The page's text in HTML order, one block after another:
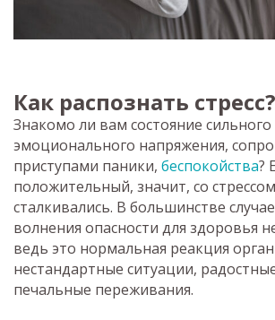
Как распознать стресс?
Знакомо ли вам состояние сильного
эмоционального напряжения,
приступами паники, беспокойства?
положительный, значит, со
сталкивались. В большинстве
волнения опасности для здоровья
ведь это нормальная реакция
нестандартные ситуации,
печальные переживания.